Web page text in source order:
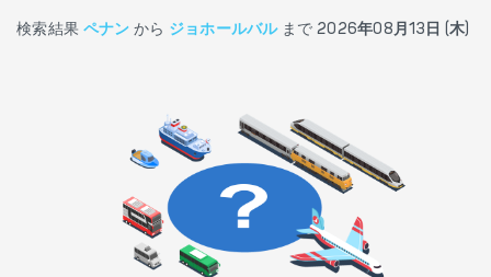
検索結果 ペナン から ジョホールバルまで 2026年08月13日 (木)